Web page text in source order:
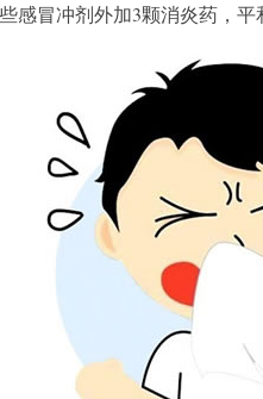
感冒冲剂外加3颗消炎药，平